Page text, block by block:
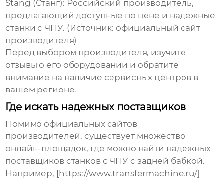
Stang (Станг): Российский производитель,
предлагающий доступные по цене и надежные
станки с ЧПУ. (Источник: официальный сайт
производителя)
Перед выбором производителя, изучите
отзывы о его оборудовании и обратите
внимание на наличие сервисных центров в
вашем регионе.
Где искать надежных поставщиков
Помимо официальных сайтов
производителей, существует множество
онлайн-площадок, где можно найти надежных
поставщиков станков с ЧПУ с задней бабкой.
Например, [https://www.transfermachine.ru/]